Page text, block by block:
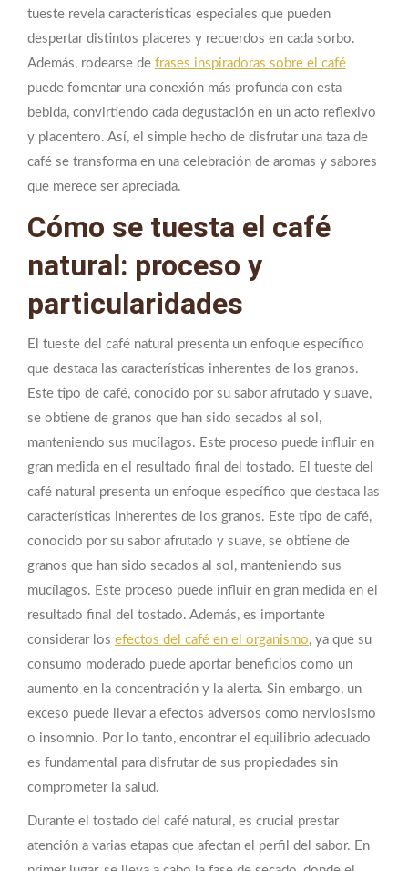
tueste revela características especiales que pueden
despertar distintos placeres y recuerdos en cada sorbo.
Además, rodearse de frases inspiradoras sobre el café
puede fomentar una conexión más profunda con esta
bebida, convirtiendo cada degustación en un acto reflexivo
y placentero. Así, el simple hecho de disfrutar una taza de
café se transforma en una celebración de aromas y sabores
que merece ser apreciada.
Cómo se tuesta el café
natural: proceso y
particularidades
El tueste del café natural presenta un enfoque específico
que destaca las características inherentes de los granos.
Este tipo de café, conocido por su sabor afrutado y suave,
se obtiene de granos que han sido secados al sol,
manteniendo sus mucílagos. Este proceso puede influir en
gran medida en el resultado final del tostado. El tueste del
café natural presenta un enfoque específico que destaca las
características inherentes de los granos. Este tipo de café,
conocido por su sabor afrutado y suave, se obtiene de
granos que han sido secados al sol, manteniendo sus
mucílagos. Este proceso puede influir en gran medida en el
resultado final del tostado. Además, es importante
considerar los efectos del café en el organismo, ya que su
consumo moderado puede aportar beneficios como un
aumento en la concentración y la alerta. Sin embargo, un
exceso puede llevar a efectos adversos como nerviosismo
o insomnio. Por lo tanto, encontrar el equilibrio adecuado
es fundamental para disfrutar de sus propiedades sin
comprometer la salud.
Durante el tostado del café natural, es crucial prestar
atención a varias etapas que afectan el perfil del sabor. En